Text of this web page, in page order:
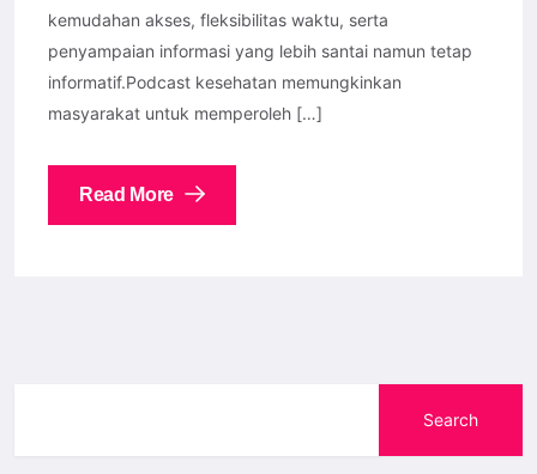
kemudahan akses, fleksibilitas waktu, serta
penyampaian informasi yang lebih santai namun tetap
informatif.Podcast kesehatan memungkinkan
masyarakat untuk memperoleh […]
Read More
Search